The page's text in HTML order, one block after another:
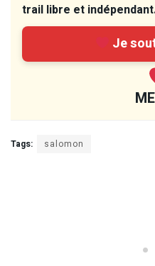
trail libre et
Je
Tags: salomon